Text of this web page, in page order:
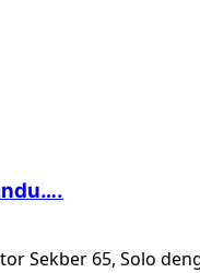
Sekber 65, Solo